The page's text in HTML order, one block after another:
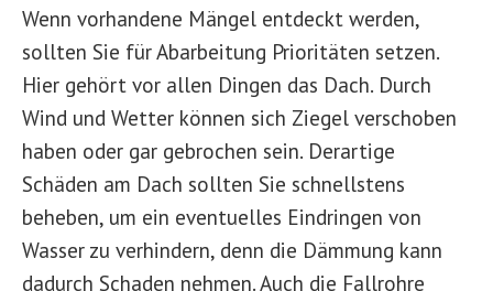
Wenn vorhandene Mängel entdeckt werden,
sollten Sie für Abarbeitung Prioritäten setzen.
Hier gehört vor allen Dingen das Dach. Durch
Wind und Wetter können sich Ziegel verschoben
haben oder gar gebrochen sein. Derartige
Schäden am Dach sollten Sie schnellstens
beheben, um ein eventuelles Eindringen von
Wasser zu verhindern, denn die Dämmung kann
dadurch Schaden nehmen. Auch die Fallrohre